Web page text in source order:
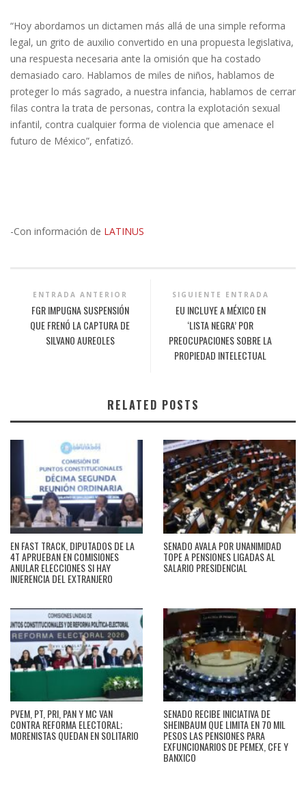
“Hoy abordamos un dictamen más allá de una simple reforma
legal, un grito de auxilio convertido en una propuesta legislativa,
una respuesta necesaria ante la omisión que ha costado
demasiado caro. Hablamos de miles de niños, hablamos de
proteger lo más sagrado, a nuestra infancia, hablamos de cerrar
filas contra la trata de personas, contra la explotación sexual
infantil, contra cualquier forma de violencia que amenace el
futuro de México”, enfatizó.
-Con información de LATINUS
ENTRADA ANTERIOR
FGR IMPUGNA SUSPENSIÓN
QUE FRENÓ LA CAPTURA DE
SILVANO AUREOLES
SIGUIENTE ENTRADA
EU INCLUYE A MÉXICO EN
‘LISTA NEGRA’ POR
PREOCUPACIONES SOBRE LA
PROPIEDAD INTELECTUAL
RELATED POSTS
EN FAST TRACK, DIPUTADOS DE LA
4T APRUEBAN EN COMISIONES
ANULAR ELECCIONES SI HAY
INJERENCIA DEL EXTRANJERO
SENADO AVALA POR UNANIMIDAD
TOPE A PENSIONES LIGADAS AL
SALARIO PRESIDENCIAL
PVEM, PT, PRI, PAN Y MC VAN
CONTRA REFORMA ELECTORAL;
MORENISTAS QUEDAN EN SOLITARIO
SENADO RECIBE INICIATIVA DE
SHEINBAUM QUE LIMITA EN 70 MIL
PESOS LAS PENSIONES PARA
EXFUNCIONARIOS DE PEMEX, CFE Y
BANXICO